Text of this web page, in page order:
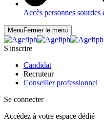
Accès personnes sourdes
MenuFermer le menu
S'inscrire
Candidat
Recruteur
Conseiller professionnel
Se connecter
Accédez à votre espace dédié